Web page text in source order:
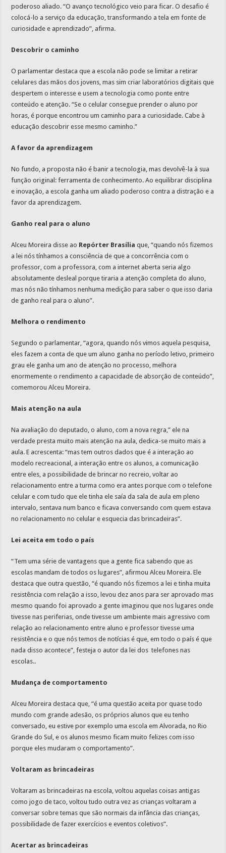
poderoso aliado. “O avanço tecnológico veio para ficar. O desafio é
colocá-lo a serviço da educação, transformando a tela em fonte de
curiosidade e aprendizado”, afirma.
Descobrir o caminho
O parlamentar destaca que a escola não pode se limitar a retirar
celulares das mãos dos jovens, mas sim criar laboratórios digitais que
despertem o interesse e usem a tecnologia como ponte entre
conteúdo e atenção. “Se o celular consegue prender o aluno por
horas, é porque encontrou um caminho para a curiosidade. Cabe à
educação descobrir esse mesmo caminho.”
A favor da aprendizagem
No fundo, a proposta não é banir a tecnologia, mas devolvê-la à sua
função original: ferramenta de conhecimento. Ao equilibrar disciplina
e inovação, a escola ganha um aliado poderoso contra a distração e a
favor da aprendizagem.
Ganho real para o aluno
Alceu Moreira disse ao Repórter Brasília que, “quando nós fizemos
a lei nós tínhamos a consciência de que a concorrência com o
professor, com a professora, com a internet aberta seria algo
absolutamente desleal porque tiraria a atenção completa do aluno,
mas nós não tínhamos nenhuma medição para saber o que isso daria
de ganho real para o aluno”.
Melhora o rendimento
Segundo o parlamentar, “agora, quando nós vimos aquela pesquisa,
eles fazem a conta de que um aluno ganha no período letivo, primeiro
grau ele ganha um ano de atenção no processo, melhora
enormemente o rendimento a capacidade de absorção de conteúdo”,
comemorou Alceu Moreira.
Mais atenção na aula
Na avaliação do deputado, o aluno, com a nova regra,” ele na
verdade presta muito mais atenção na aula, dedica-se muito mais a
aula. E acrescenta: “mas tem outros dados que é a interação ao
modelo recreacional, a interação entre os alunos, a comunicação
entre eles, a possibilidade de brincar no recreio, voltar ao
relacionamento entre a turma como era antes porque com o telefone
celular e com tudo que ele tinha ele saía da sala de aula em pleno
intervalo, sentava num banco e ficava conversando com quem estava
no relacionamento no celular e esquecia das brincadeiras”.
Lei aceita em todo o país
“Tem uma série de vantagens que a gente fica sabendo que as
escolas mandam de todos os lugares”, afirmou Alceu Moreira. Ele
destaca que outra questão, “é quando nós fizemos a lei e tinha muita
resistência com relação a isso, levou dez anos para ser aprovado mas
mesmo quando foi aprovado a gente imaginou que nos lugares onde
tivesse nas periferias, onde tivesse um ambiente mais agressivo com
relação ao relacionamento entre aluno e professor tivesse uma
resistência e o que nós temos de notícias é que, em todo o país é que
nada disso acontece”, festeja o autor da lei dos telefones nas
escolas..
Mudança de comportamento
Alceu Moreira destaca que, “é uma questão aceita por quase todo
mundo com grande adesão, os próprios alunos que eu tenho
conversado, eu estive por exemplo uma escola em Alvorada, no Rio
Grande do Sul, e os alunos mesmo ficam muito felizes com isso
porque eles mudaram o comportamento”.
Voltaram as brincadeiras
Voltaram as brincadeiras na escola, voltou aquelas coisas antigas
como jogo de taco, voltou tudo outra vez as crianças voltaram a
conversar sobre temas que são normais da infância das crianças,
possibilidade de fazer exercícios e eventos coletivos”.
Acertar as brincadeiras